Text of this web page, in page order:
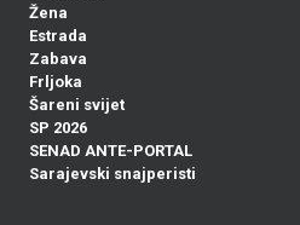
Žena
Estrada
Zabava
Frljoka
Šareni svijet
SP 2026
SENAD ANTE-PORTAL
Sarajevski snajperisti